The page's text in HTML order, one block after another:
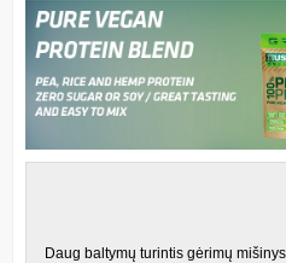
Daug baltymų turintis gėrimų